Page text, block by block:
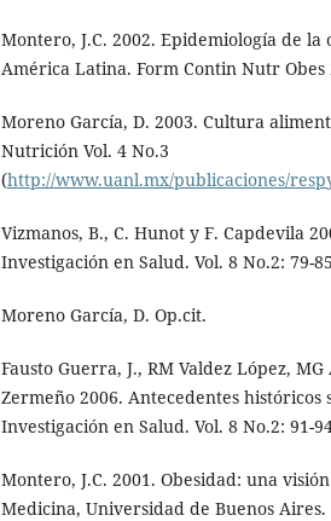
Montero, J.C. 2002. Epidemiología de la
América Latina. Form Contin Nutr Obes
Moreno García, D. 2003. Cultura
Nutrición Vol. 4 No.3
(http://www.uanl.mx/publicaciones/
Vizmanos, B., C. Hunot y F. Capdevila
Investigación en Salud. Vol. 8 No.2: 79-85
Moreno García, D. Op.cit.
Fausto Guerra, J., RM Valdez López,
Zermeño 2006. Antecedentes históricos
Investigación en Salud. Vol. 8 No.2: 91-
Montero, J.C. 2001. Obesidad: una
Medicina, Universidad de Buenos